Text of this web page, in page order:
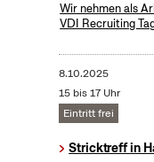
Wir nehmen als
VDI Recruiting
8.10.2025
15 bis 17 Uhr
Eintritt frei
Stricktreff in